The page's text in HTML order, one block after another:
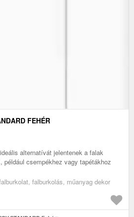
FEHÉR
alternatívát jelentenek a falak
például csempékhez vagy tapétákhoz
falburkolás, műanyag dekor